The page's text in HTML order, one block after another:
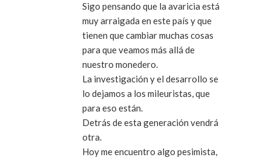
Sigo pensando que la avaricia está
muy arraigada en este país y que
tienen que cambiar muchas cosas
para que veamos más allá de
nuestro monedero.
La investigación y el desarrollo se
lo dejamos a los mileuristas, que
para eso están.
Detrás de esta generación vendrá
otra.
Hoy me encuentro algo pesimista,